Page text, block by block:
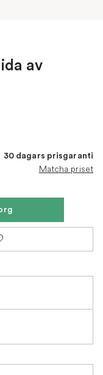
av
30 dagars prisgaranti
Matcha priset